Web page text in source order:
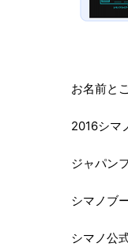
お名前と
2016シマ
ジャパン
シマノブ
シマノ公